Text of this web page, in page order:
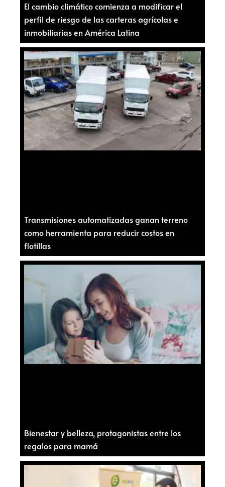
El cambio climático comienza a modificar el
perfil de riesgo de las carteras agrícolas e
inmobiliarias en América Latina
Transmisiones automatizadas ganan terreno
como herramienta para reducir costos en
flotillas
Bienestar y belleza, protagonistas entre los
regalos para mamá